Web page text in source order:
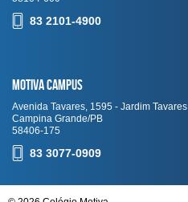
83 2101-4900
Motiva Campus
Avenida Tavares, 1595 - Jardim Tavares
Campina Grande/PB
58406-175
83 3077-0909